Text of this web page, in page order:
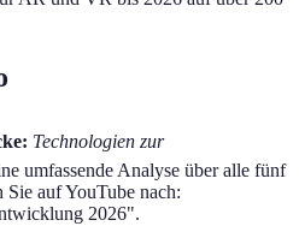
Technologien zur
umfassende Analyse über alle fünf
Sie auf YouTube nach:
2026".